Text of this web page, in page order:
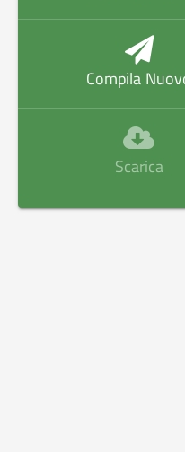
Compila
Scarica